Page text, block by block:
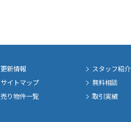
更新情報
サイトマップ
売り物件一覧
スタッフ紹介
無料相談
取引実績